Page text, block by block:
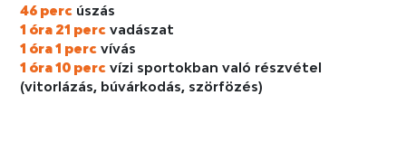
46 perc úszás
1 óra 21 perc vadászat
1 óra 1 perc vívás
1 óra 10 perc vízi sportokban való részvétel
(vitorlázás, búvárkodás, szörfözés)